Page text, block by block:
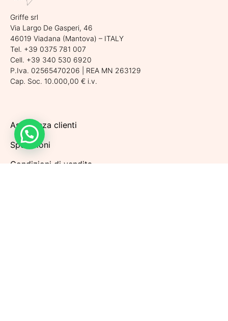
Griffe srl
Via Largo De Gasperi, 46
46019 Viadana (Mantova) – ITALY
Tel. +39 0375 781 007
Cell. +39 340 530 6920
P.Iva. 02565470206 | REA MN 263129
Cap. Soc. 10.000,00 € i.v.
Assistenza clienti
Spedizioni
Condizioni di vendita